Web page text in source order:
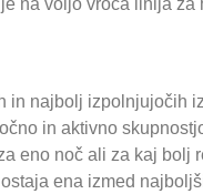
na voljo vroča linija za
in najbolj izpolnjujočih
in aktivno
eno noč ali za kaj bolj
ena izmed